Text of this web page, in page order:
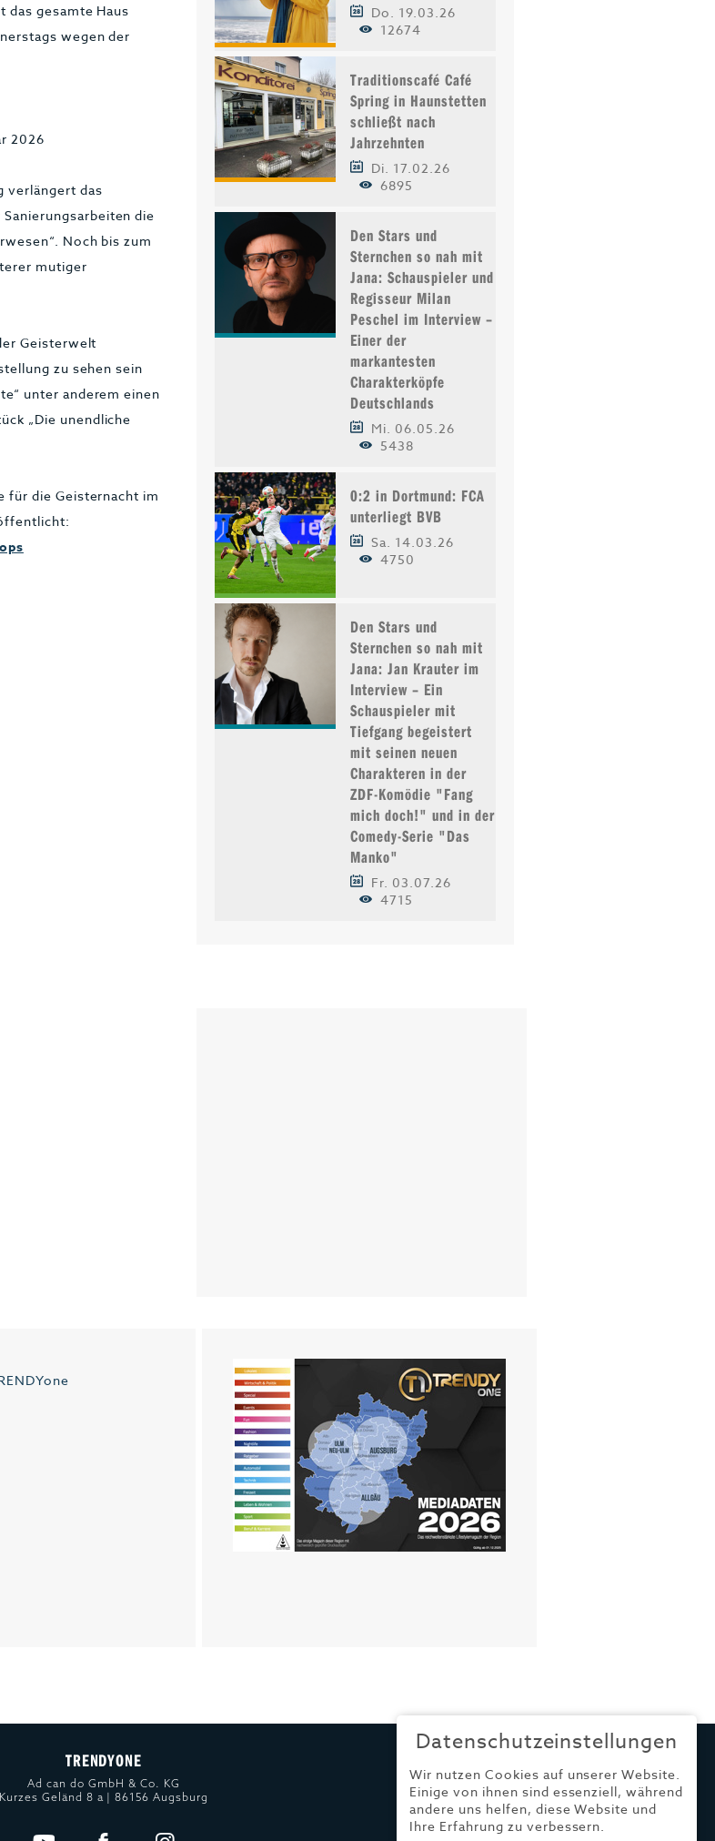
gesamte Haus
wegen der
2026
verlängert das
die
Noch bis zum
mutiger
Geisterwelt
zu sehen sein
unter anderem einen
„Die unendliche
für die Geisternacht im
Do. 19.03.26
12674
Traditionscafé Café
Spring in Haunstetten
schließt nach
Jahrzehnten
Di. 17.02.26
6895
Den Stars und
Sternchen so nah mit
Jana: Schauspieler und
Regisseur Milan
Peschel im Interview –
Einer der
markantesten
Charakterköpfe
Deutschlands
Mi. 06.05.26
5438
0:2 in Dortmund: FCA
unterliegt BVB
Sa. 14.03.26
4750
Den Stars und
Sternchen so nah mit
Jana: Jan Krauter im
Interview – Ein
Schauspieler mit
Tiefgang begeistert
mit seinen neuen
Charakteren in der
ZDF-Komödie "Fang
mich doch!" und in der
Comedy-Serie "Das
Manko"
Fr. 03.07.26
4715
TRENDYONE
Ad can do GmbH & Co. KG
Kurzes Geländ 8 a | 86156 Augsburg
Datenschutzeinstellungen
Wir nutzen Cookies auf unserer Website.
Einige von ihnen sind essenziell, während
andere uns helfen, diese Website und
Ihre Erfahrung zu verbessern.